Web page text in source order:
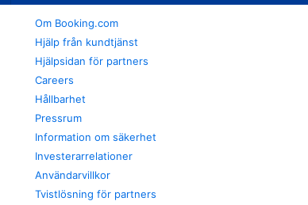
Om Booking.com
Hjälp från kundtjänst
Hjälpsidan för partners
Careers
Hållbarhet
Pressrum
Information om säkerhet
Investerarrelationer
Användarvillkor
Tvistlösning för partners